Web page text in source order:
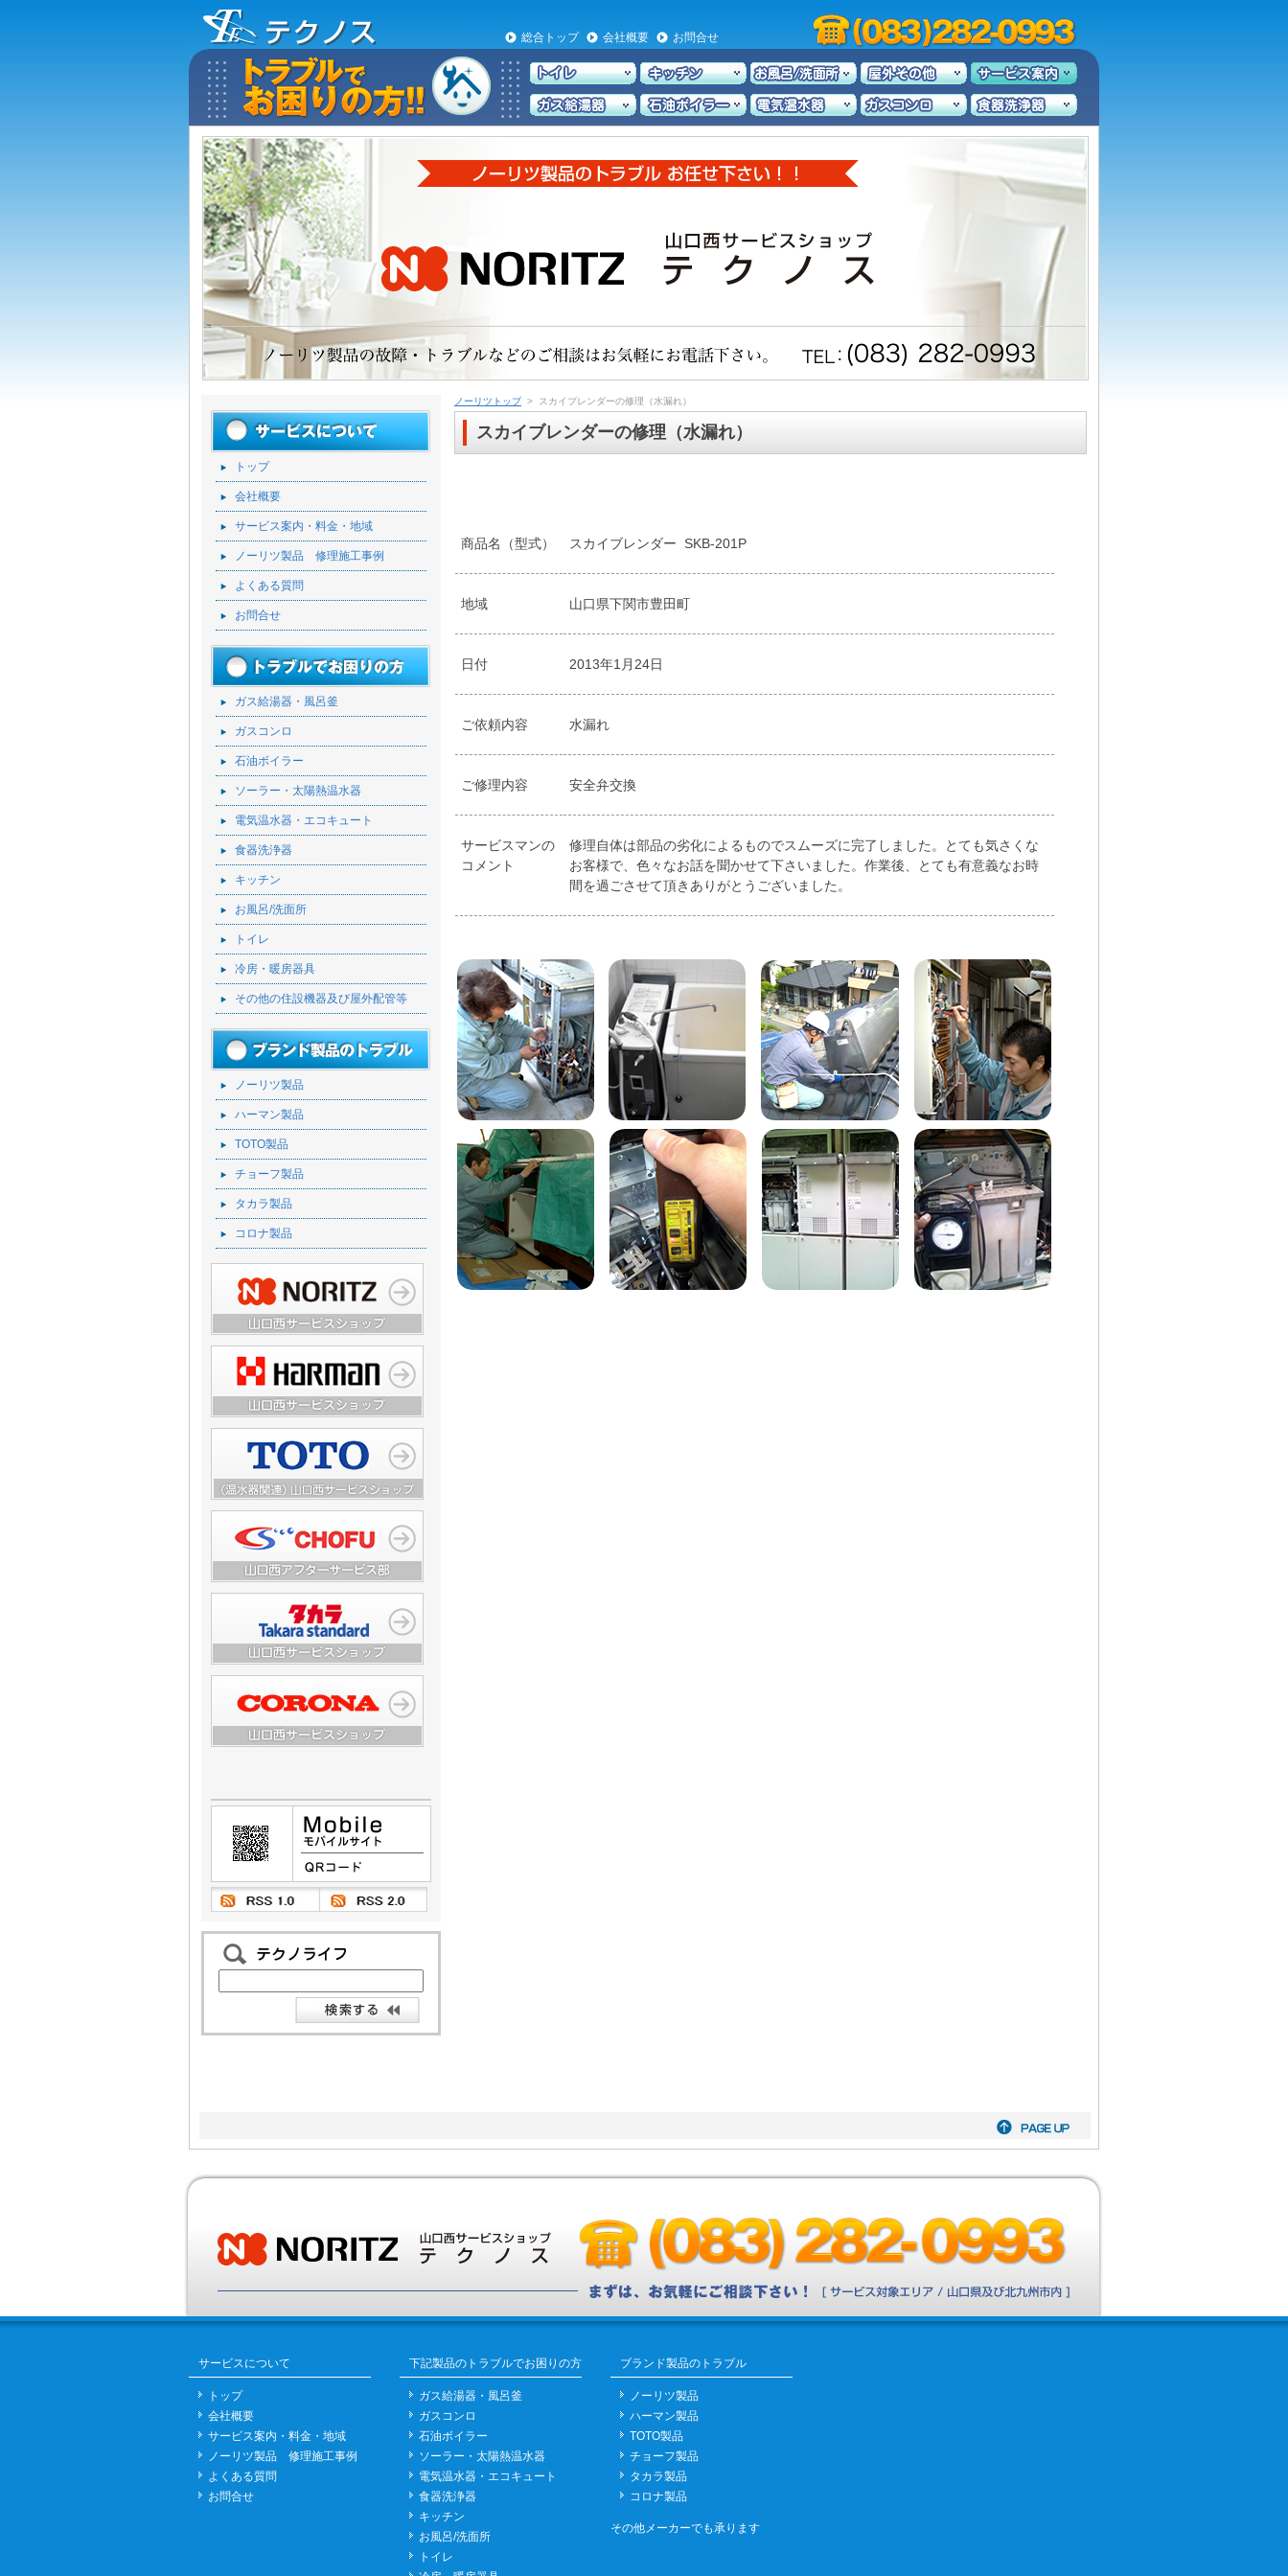
総合トップ 会社概要 お問合せ
トップ
会社概要
サービス案内・料金・地域
ノーリツ製品 修理施工事例
よくある質問
お問合せ
ガス給湯器・風呂釜
ガスコンロ
石油ボイラー
ソーラー・太陽熱温水器
電気温水器・エコキュート
食器洗浄器
キッチン
お風呂/洗面所
トイレ
冷房・暖房器具
その他の住設機器及び屋外配管等
ノーリツ製品
ハーマン製品
TOTO製品
チョーフ製品
タカラ製品
コロナ製品
ノーリツトップ> スカイブレンダーの修理（水漏れ）
スカイブレンダーの修理（水漏れ）
商品名（型式） スカイブレンダー SKB-201P
地域 山口県下関市豊田町
日付 2013年1月24日
ご依頼内容 水漏れ
ご修理内容 安全弁交換
サービスマンの
コメント
修理自体は部品の劣化によるものでスムーズに完了しました。とても気さくな
お客様で、色々なお話を聞かせて下さいました。作業後、とても有意義なお時
間を過ごさせて頂きありがとうございました。
サービスについて
トップ
会社概要
サービス案内・料金・地域
ノーリツ製品 修理施工事例
よくある質問
お問合せ
下記製品のトラブルでお困りの方
ガス給湯器・風呂釜
ガスコンロ
石油ボイラー
ソーラー・太陽熱温水器
電気温水器・エコキュート
食器洗浄器
キッチン
お風呂/洗面所
トイレ
ブランド製品のトラブル
ノーリツ製品
ハーマン製品
TOTO製品
チョーフ製品
タカラ製品
コロナ製品
その他メーカーでも承ります